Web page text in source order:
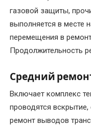
Ремонт
крановых
лифтовых
электродвигателей
(отечественных
и
импортных)
газовой защиты,
выполняется в месте
перемещения в
Продолжительность
Средний
Включает комплекс
проводятся вскрытие,
ремонт выводов